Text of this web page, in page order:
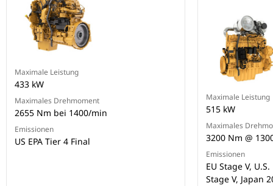
Maximale Leistung
433 kW
Maximales Drehmoment
2655 Nm bei 1400/min
Emissionen
US EPA Tier 4 Final
Maximale Leistung
515 kW
Maximales
3200 Nm @
Emissionen
EU Stage V,
Stage V, Japan